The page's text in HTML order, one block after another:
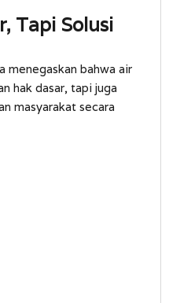
Tapi Solusi
menegaskan bahwa air
hak dasar, tapi juga
masyarakat secara